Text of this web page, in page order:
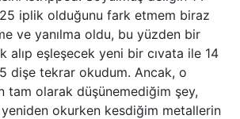
iplik olduğunu fark etmem biraz
ve yanılma oldu, bu yüzden bir
alıp eşleşecek yeni bir cıvata ile 14
dişe tekrar okudum. Ancak, o
tam olarak düşünemediğim şey,
okurken kesdiğim metallerin